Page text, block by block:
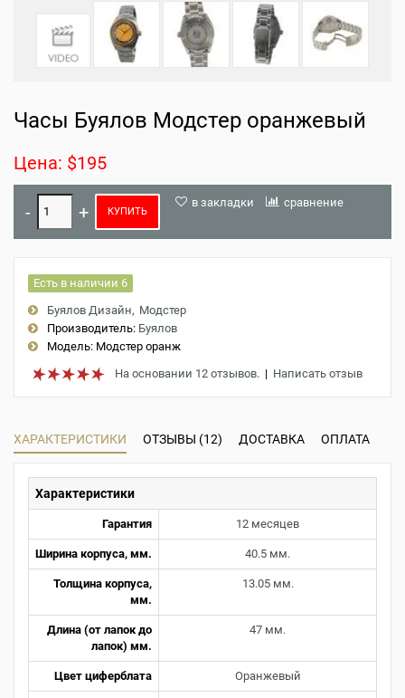
Часы Буялов Модстер оранжевый
Цена: $195
КУПИТЬ
в закладки сравнение
Есть в наличии 6
Буялов Дизайн
Модстер
Производитель: Буялов
Модель: Модстер оранж
На основании 12 отзывов. | Написать отзыв
ХАРАКТЕРИСТИКИ ОТЗЫВЫ (12) ДОСТАВКА ОПЛАТА
Характеристики
Гарантия 12 месяцев
Ширина корпуса, мм. 40.5 мм.
Толщина корпуса,
мм.
13.05 мм.
Длина (от лапок до
лапок) мм.
47 мм.
Цвет циферблата Оранжевый